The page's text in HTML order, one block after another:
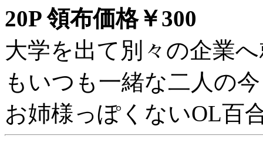
20P 領布価格￥300
大学を出て別々の企業
もいつも一緒な二人の
お姉様っぽくないOL百